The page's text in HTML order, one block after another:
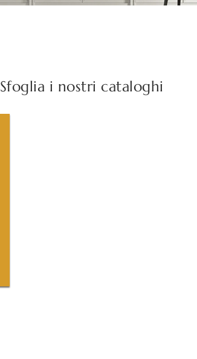
Sfoglia i nostri cataloghi